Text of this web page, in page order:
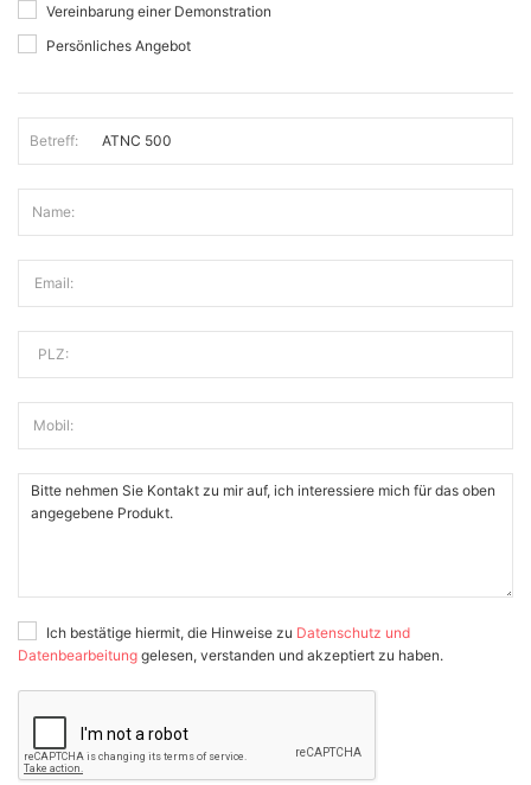
Vereinbarung einer Demonstration
Persönliches Angebot
Betreff:
Name:
Email:
PLZ:
Mobil:
Ich bestätige hiermit, die Hinweise zu Datenschutz und
Datenbearbeitung gelesen, verstanden und akzeptiert zu haben.